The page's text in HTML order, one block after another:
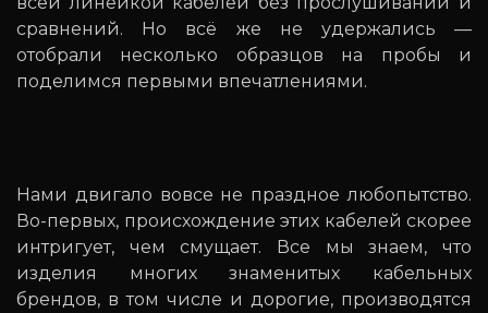
сравнений. Но всё же не удержались —
отобрали несколько образцов на пробы и
поделимся первыми впечатлениями.
Нами двигало вовсе не праздное любопытство.
Во-первых, происхождение этих кабелей скорее
интригует, чем смущает. Все мы знаем, что
изделия многих знаменитых кабельных
брендов, в том числе и дорогие, производятся